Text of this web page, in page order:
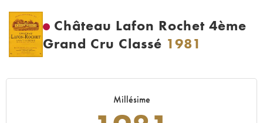
Château Lafon Rochet 4ème
Grand Cru Classé 1981
Millésime